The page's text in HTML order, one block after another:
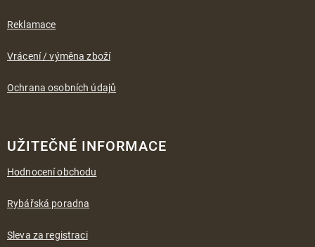
Reklamace
Vrácení / výměna zboží
Ochrana osobních údajů
UŽITEČNÉ INFORMACE
Hodnocení obchodu
Rybářská poradna
Sleva za registraci